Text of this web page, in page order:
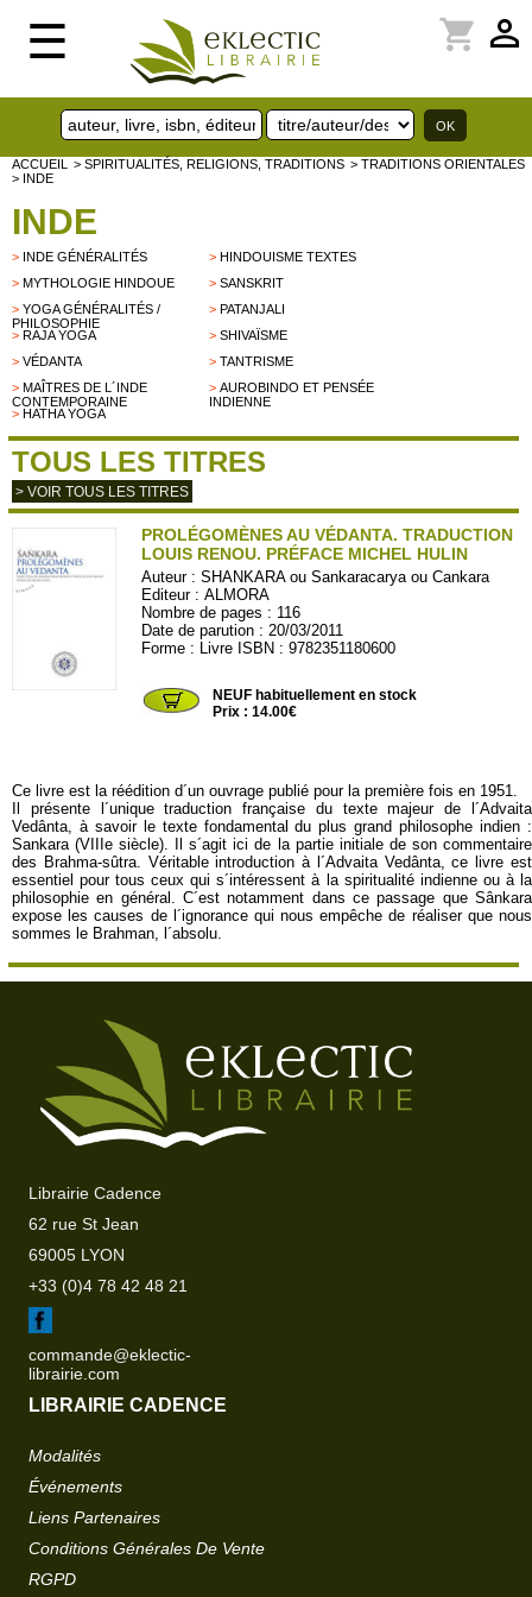
☰ perm_identity
shopping_cart
ACCUEIL > SPIRITUALITÉS, RELIGIONS, TRADITIONS > TRADITIONS ORIENTALES
> INDE
INDE
> INDE GÉNÉRALITÉS >HINDOUISME TEXTES
> MYTHOLOGIE HINDOUE >SANSKRIT
> YOGA GÉNÉRALITÉS /
PHILOSOPHIE
>PATANJALI
> RAJA YOGA >SHIVAÏSME
> VÉDANTA >TANTRISME
> MAÎTRES DE L´INDE
CONTEMPORAINE
>AUROBINDO ET PENSÉE
INDIENNE
> HATHA YOGA
TOUS LES TITRES
> VOIR TOUS LES TITRES
PROLÉGOMÈNES AU VÉDANTA. TRADUCTION
LOUIS RENOU. PRÉFACE MICHEL HULIN
Auteur :SHANKARA ou Sankaracarya ou Cankara
Editeur :ALMORA
Nombre de pages : 116
Date de parution : 20/03/2011
Forme : Livre ISBN : 9782351180600
NEUF habituellement en stock
Prix : 14.00€
Ce livre est la réédition d´un ouvrage publié pour la première fois en 1951.
Il présente l´unique traduction française du texte majeur de l´Advaita
Vedânta, à savoir le texte fondamental du plus grand philosophe indien :
Sankara (VIIIe siècle). Il s´agit ici de la partie initiale de son commentaire
des Brahma-sûtra. Véritable introduction à l´Advaita Vedânta, ce livre est
essentiel pour tous ceux qui s´intéressent à la spiritualité indienne ou à la
philosophie en général. C´est notamment dans ce passage que Sânkara
expose les causes de l´ignorance qui nous empêche de réaliser que nous
sommes le Brahman, l´absolu.
Librairie Cadence
62 rue St Jean
69005 LYON
+33 (0)4 78 42 48 21
commande@eklectic-
librairie.com
LIBRAIRIE CADENCE
Modalités
Événements
Liens Partenaires
Conditions Générales De Vente
RGPD